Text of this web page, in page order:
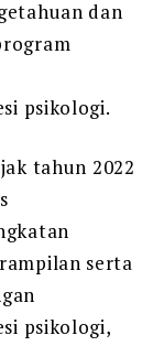
dan
psikologi.
tahun 2022
serta
psikologi,